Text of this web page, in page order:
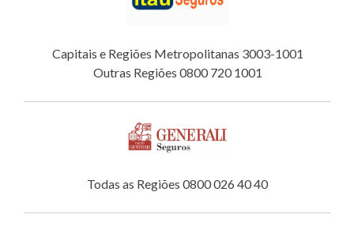
Capitais e Regiões Metropolitanas 3003-1001
Outras Regiões 0800 720 1001
Todas as Regiões 0800 026 40 40